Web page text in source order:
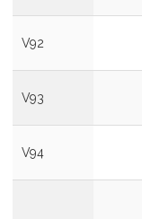
V92
V93
V94